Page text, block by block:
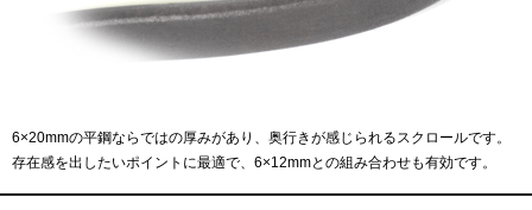
6×20mmの平鋼ならではの厚みがあり、奥行きが感じられるスクロールです。
存在感を出したいポイントに最適で、6×12mmとの組み合わせも有効です。